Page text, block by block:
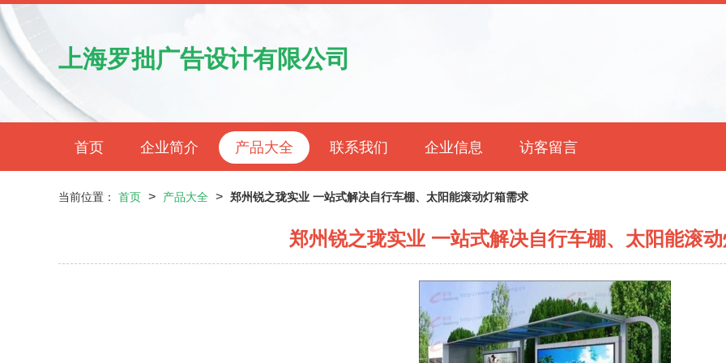
上海罗拙广告设计有限公司
首页 企业简介 产品大全 联系我们 企业信息 访客留言
当前位置： 首页 > 产品大全 > 郑州锐之珑实业 一站式解决自行车棚、太阳能滚动灯箱需求
郑州锐之珑实业 一站式解决自行车棚、太阳能滚